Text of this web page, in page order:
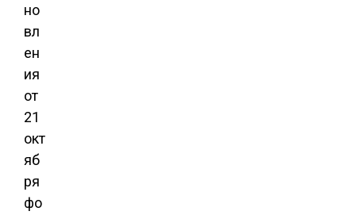
но
вл
ен
ия
от
21
окт
яб
ря
фо